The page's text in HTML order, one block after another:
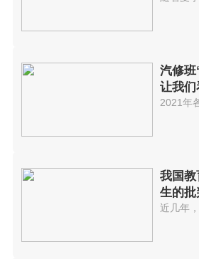
汽修班
让我们
要性
我国教
生的批